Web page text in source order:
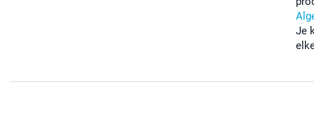
Je